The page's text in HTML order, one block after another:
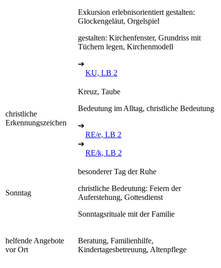
Exkursion erlebnisorientiert gestalten:
Glockengeläut, Orgelspiel
gestalten: Kirchenfenster, Grundriss mit
Tüchern legen, Kirchenmodell
➔
KU, LB 2
christliche
Erkennungszeichen
Kreuz, Taube
Bedeutung im Alltag, christliche Bedeutung
➔
RE/e, LB 2
➔
RE/k, LB 2
Sonntag
besonderer Tag der Ruhe
christliche Bedeutung: Feiern der
Auferstehung, Gottesdienst
Sonntagsrituale mit der Familie
helfende Angebote
vor Ort
Beratung, Familienhilfe,
Kindertagesbetreuung, Altenpflege